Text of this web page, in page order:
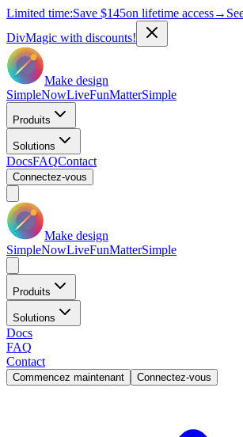
Limited time:Save $145on lifetime access→
DivMagic with discounts!
Make design
SimpleNowLiveFunMatterSimple
Produits
Solutions
DocsFAQContact
Connectez-vous
Make design
SimpleNowLiveFunMatterSimple
Produits
Solutions
Docs
FAQ
Contact
Commencez maintenant Connectez-vous